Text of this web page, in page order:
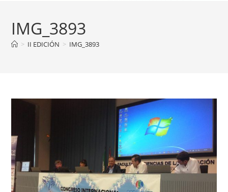
IMG_3893
> II EDICIÓN > IMG_3893